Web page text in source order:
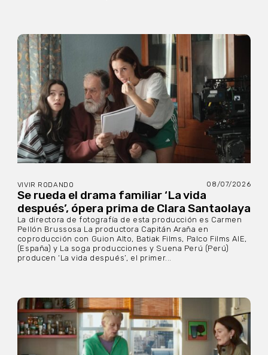
VIVIR RODANDO 08/07/2026
Se rueda el drama familiar ‘La vida
después’, ópera prima de Clara Santaolaya
La directora de fotografía de esta producción es Carmen
Pellón Brussosa La productora Capitán Araña en
coproducción con Guion Alto, Batiak Films, Palco Films AIE,
(España) y La soga producciones y Suena Perú (Perú)
producen ‘La vida después’, el primer...